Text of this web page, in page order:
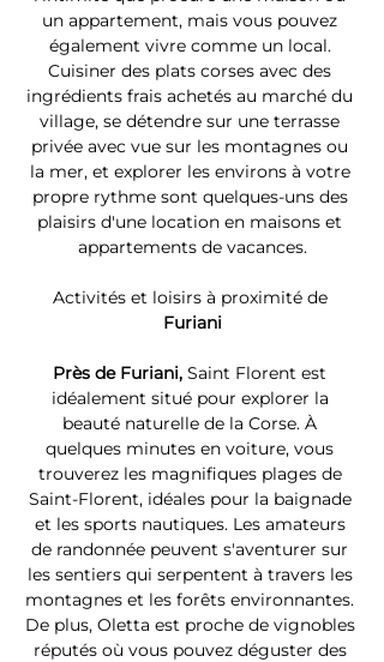
un appartement, mais vous pouvez
également vivre comme un local.
Cuisiner des plats corses avec des
ingrédients frais achetés au marché du
village, se détendre sur une terrasse
privée avec vue sur les montagnes ou
la mer, et explorer les environs à votre
propre rythme sont quelques-uns des
plaisirs d'une location en maisons et
appartements de vacances.
Activités et loisirs à proximité de
Furiani
Près de Furiani, Saint Florent est
idéalement situé pour explorer la
beauté naturelle de la Corse. À
quelques minutes en voiture, vous
trouverez les magnifiques plages de
Saint-Florent, idéales pour la baignade
et les sports nautiques. Les amateurs
de randonnée peuvent s'aventurer sur
les sentiers qui serpentent à travers les
montagnes et les forêts environnantes.
De plus, Oletta est proche de vignobles
réputés où vous pouvez déguster des